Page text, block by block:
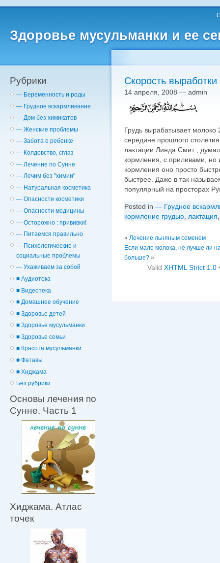
Здоровье мусульманки и ее
Рубрики
— Беременность и роды
— Грудное вскармливание
— Дом без химикатов
— Женские проблемы
— Забота о ребенке
— Колдовство, сглаз
— Лечение по Сунне
— Лечим без "химии"
— Натуральная косметика
— Опасности косметики
— Опасности медицины
— Осторожно : прививки!
— Питаемся правильно
— Психологические и
cоциальные проблемы
— Ухаживаем за собой
■ Аудиотека
■ Видеотека
■ Домашнее обучение
■ Здоровье детей
■ Здоровье мусульманки
■ Здоровье семьи
■ Красота мусульманки
■ Фатавы
■ Хиджама
Без рубрики
Основы лечения по
Сунне. Часть 1
Хиджама. Атлас
точек
Скорость
14 апреля, 2008 — admin
Грудь вырабатывает молоко
середине прошлого
лактации Линда Смит ,
кормления, с приливами, но
кормления оно просто
быстрее. Даже в так
популярный на просторах
Posted in — Грудное
кормление грудью
лактация
« Лечение льняным семенем
Если мало молока, не лучше ли
больше? »
ValidXHTML Strict 1.0